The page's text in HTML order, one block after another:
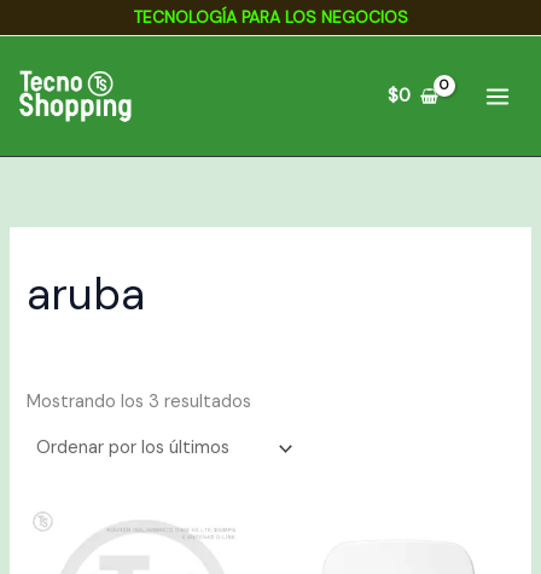
contenido
TECNOLOGÍA PARA LOS NEGOCIOS
$0
aruba
Mostrando los 3 resultados
Ordenado
por
los